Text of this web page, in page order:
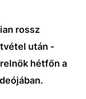
rossz
után -
hétfőn a